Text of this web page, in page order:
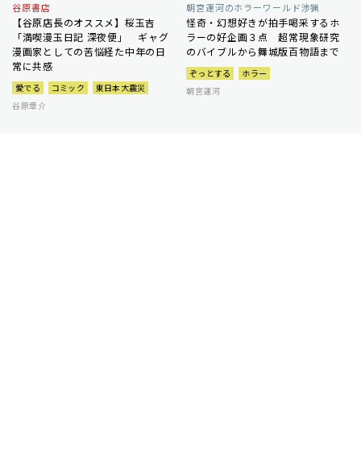
谷原書店
【谷原店長のオススメ】桜玉吉
「満喫漫玉日記 深夜便」 ギャグ
漫画家としての苦悩経た中年の日
常に共感
愛でる コミック
東日本大震災
谷原章介
朝宮運河のホラーワールド渉猟
怪奇・幻想好きが拍手喝采するホ
ラーの好企画３点 超常現象研究
のバイブルから舞城版百物語まで
ぞっとする
ホラー
朝宮運河